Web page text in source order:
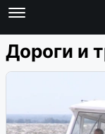
Дороги и